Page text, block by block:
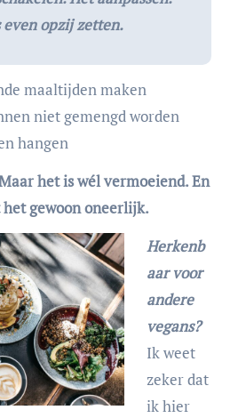
opzij zetten.
maaltijden maken
niet gemengd worden
hangen
het gewoon oneerlijk.
Herkenb
aar voor
andere
vegans?
Ik weet
zeker dat
ik hier